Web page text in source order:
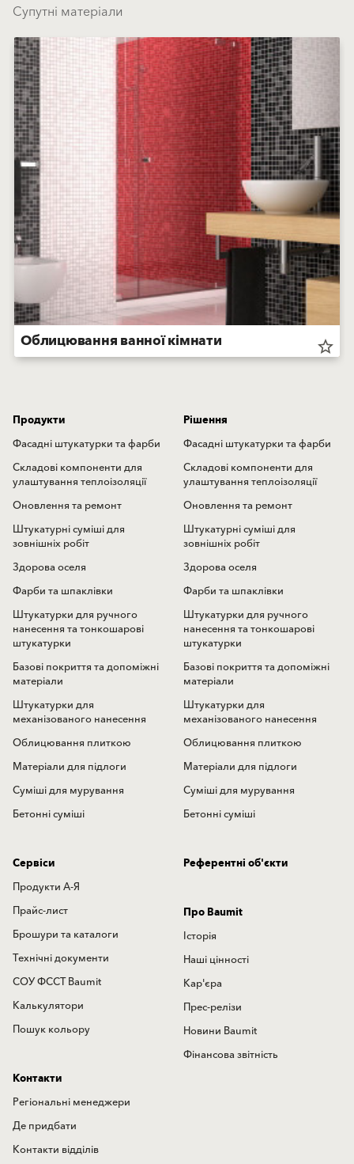
Супутні матеріали
Облицювання ванної кімнати star_border
Продукти
Фасадні штукатурки та фарби
Складові компоненти для
улаштування теплоізоляції
Оновлення та ремонт
Штукатурні суміші для
зовнішніх робіт
Здорова оселя
Фарби та шпаклівки
Штукатурки для ручного
нанесення та тонкошарові
штукатурки
Базові покриття та допоміжні
матеріали
Штукатурки для
механізованого нанесення
Облицювання плиткою
Матеріали для підлоги
Суміші для мурування
Бетонні суміші
Рішення
Фасадні штукатурки та фарби
Складові компоненти для
улаштування теплоізоляції
Оновлення та ремонт
Штукатурні суміші для
зовнішніх робіт
Здорова оселя
Фарби та шпаклівки
Штукатурки для ручного
нанесення та тонкошарові
штукатурки
Базові покриття та допоміжні
матеріали
Штукатурки для
механізованого нанесення
Облицювання плиткою
Матеріали для підлоги
Суміші для мурування
Бетонні суміші
Сервіси
Продукти А-Я
Прайс-лист
Брошури та каталоги
Технічні документи
СОУ ФССТ Baumit
Калькулятори
Пошук кольору
Референтні об'єкти
Про Baumit
Історія
Наші цінності
Кар'єра
Прес-релізи
Новини Baumit
Фінансова звітність
Контакти
Регіональні менеджери
Де придбати
Контакти відділів